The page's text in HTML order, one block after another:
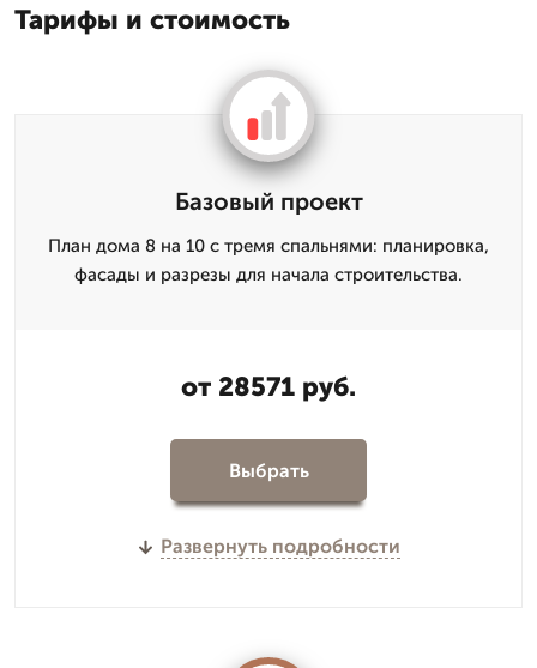
Тарифы и стоимость
Базовый проект
План дома 8 на 10 с тремя спальнями: планировка,
фасады и разрезы для начала строительства.
от 28571 руб.
Выбрать
Развернуть подробности